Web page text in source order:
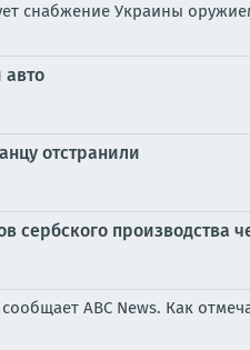
снабжение Украины
авто
отстранили
производства
ABC News. Как